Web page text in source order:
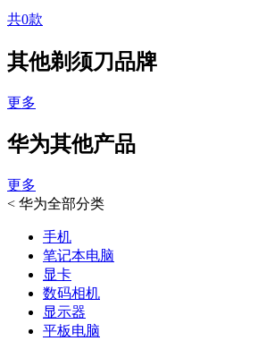
共0款
其他剃须刀品牌
更多
华为其他产品
更多
< 华为全部分类
手机
笔记本电脑
显卡
数码相机
显示器
平板电脑